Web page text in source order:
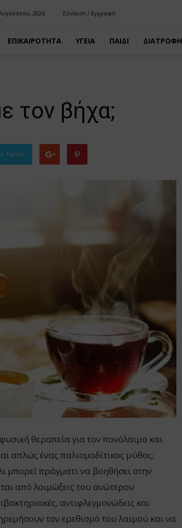
2026 Σύνδεση / Εγγραφή
ΕΠΙΚΑΙΡΟΤΗΤΑ ΥΓΕΙΑ ΠΑΙΔΙ ΔΙΑΤΡΟΦΗ
τον βήχα;
Twitter
θεραπεία για τον πονόλαιμο και
απλώς ένας παλιομοδίτικος μύθος;
μπορεί πράγματι να βοηθήσει στην
από λοιμώξεις του ανώτερου
αντιφλεγμονώδεις και
τον ερεθισμό του λαιμού και να